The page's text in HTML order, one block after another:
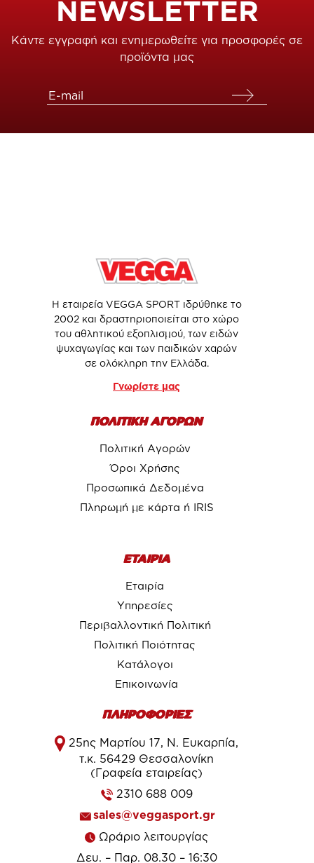
NEWSLETTER
Κάντε εγγραφή και ενημερωθείτε για προσφορές σε
προϊόντα μας
Η εταιρεία VEGGA SPORT ιδρύθηκε το
2002 και δραστηριοποιείται στο χώρο
του αθλητικού εξοπλισμού, των ειδών
ψυχαγωγίας και των παιδικών χαρών
σε ολόκληρη την Ελλάδα.
Γνωρίστε μας
ΠΟΛΙΤΙΚΗ ΑΓΟΡΩΝ
Πολιτική Αγορών
Όροι Χρήσης
Προσωπικά Δεδομένα
Πληρωμή με κάρτα ή IRIS
ΕΤΑΙΡΙΑ
Εταιρία
Υπηρεσίες
Περιβαλλοντική Πολιτική
Πολιτική Ποιότητας
Κατάλογοι
Επικοινωνία
ΠΛΗΡΟΦΟΡΙΕΣ
25ης Μαρτίου 17, Ν. Ευκαρπία,
τ.κ. 56429 Θεσσαλονίκη
(Γραφεία εταιρείας)
2310 688 009
sales@veggasport.gr
Ωράριο λειτουργίας
Δευ. – Παρ. 08.30 – 16:30